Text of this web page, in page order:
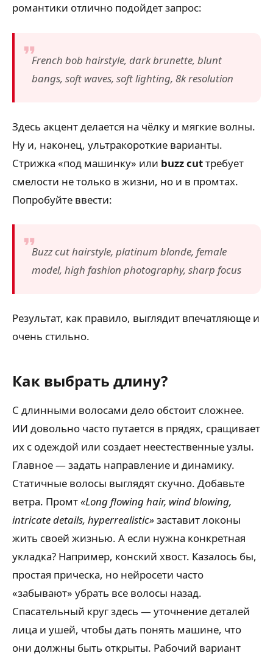
романтики отлично подойдет запрос:
French bob hairstyle, dark brunette, blunt
bangs, soft waves, soft lighting, 8k resolution
Здесь акцент делается на чёлку и мягкие волны.
Ну и, наконец, ультракороткие варианты.
Стрижка «под машинку» или buzz cutтребует
смелости не только в жизни, но и в промтах.
Попробуйте ввести:
Buzz cut hairstyle, platinum blonde, female
model, high fashion photography, sharp focus
Результат, как правило, выглядит впечатляюще и
очень стильно.
Как выбрать длину?
С длинными волосами дело обстоит сложнее.
ИИ довольно часто путается в прядях, сращивает
их с одеждой или создает неестественные узлы.
Главное — задать направление и динамику.
Статичные волосы выглядят скучно. Добавьте
ветра. Промт«Long flowing hair, wind blowing,
intricate details, hyperrealistic»заставит локоны
жить своей жизнью. А если нужна конкретная
укладка? Например, конский хвост. Казалось бы,
простая прическа, но нейросети часто
«забывают» убрать все волосы назад.
Спасательный круг здесь — уточнение деталей
лица и ушей, чтобы дать понять машине, что
они должны быть открыты. Рабочий вариант